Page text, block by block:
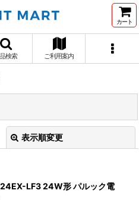
カート
検索 ご利用案内
表示順変更
LF3 24W形 パルック電